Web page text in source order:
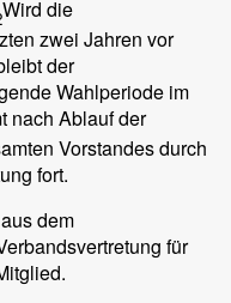
Wird die
zwei Jahren vor
der
Wahlperiode im
nach Ablauf der
Vorstandes durch
fort.
dem
für